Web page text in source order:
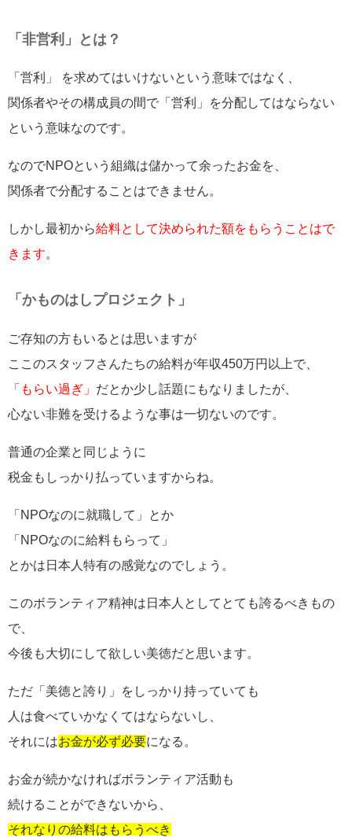
「非営利」とは？
「営利」 を求めてはいけないという意味ではなく、
関係者やその構成員の間で「営利」を分配してはならない
という意味なのです。
なのでNPOという組織は儲かって余ったお金を、
関係者で分配することはできません。
しかし最初から給料として決められた額をもらうことはで
きます
「かものはしプロジェクト」
ご存知の方もいるとは思いますが
ここのスタッフさんたちの給料が年収450万円以上で、
「もらい過ぎ」 だとか少し話題にもなりましたが、
心ない非難を受けるような事は一切ないのです。
普通の企業と同じように
税金もしっかり払っていますからね。
「NPOなのに就職して」とか
「NPOなのに給料もらって」
とかは日本人特有の感覚なのでしょう。
このボランティア精神は日本人としてとても誇るべきもの
で、
今後も大切にして欲しい美徳だと思います。
ただ「美徳と誇り」をしっかり持っていても
人は食べていかなくてはならないし、
それにはお金が必ず必要になる。
お金が続かなければボランティア活動も
続けることができないから、
それなりの給料はもらうべき